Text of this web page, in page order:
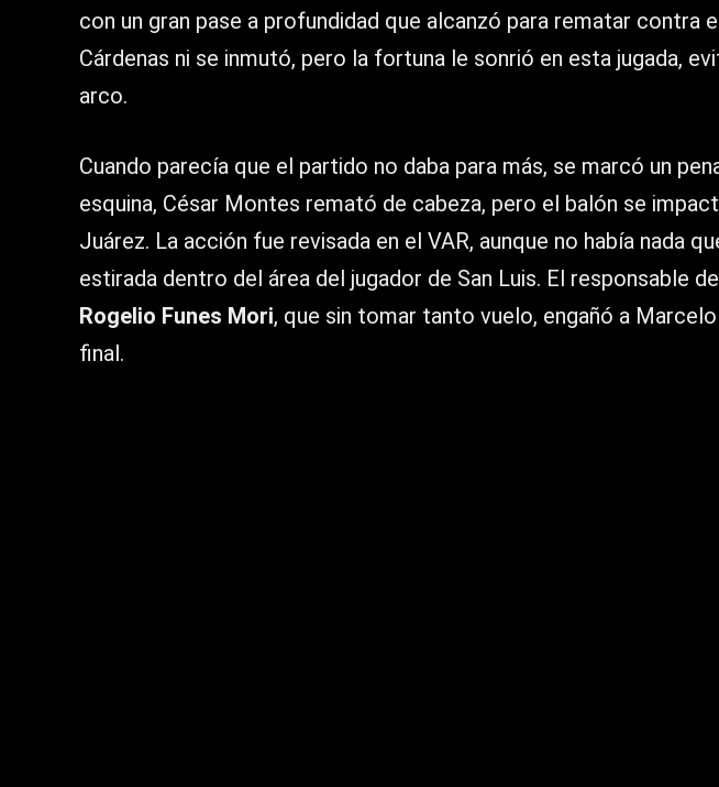
con un gran pase a profundidad que alcanzó para rematar contra
Cárdenas ni se inmutó, pero la fortuna le sonrió en esta jugada,
arco.
Cuando parecía que el partido no daba para más, se marcó un
esquina, César Montes remató de cabeza, pero el balón se
Juárez. La acción fue revisada en el VAR, aunque no había nada
estirada dentro del área del jugador de San Luis. El responsable
Rogelio Funes Mori, que sin tomar tanto vuelo, engañó a
final.